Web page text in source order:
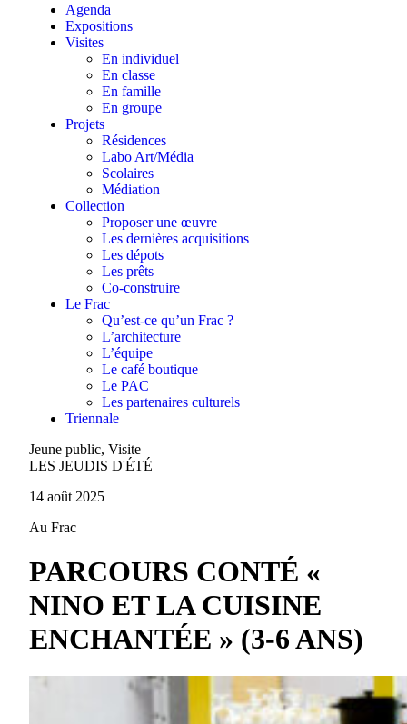
Agenda
Expositions
Visites
En individuel
En classe
En famille
En groupe
Projets
Résidences
Labo Art/Média
Scolaires
Médiation
Collection
Proposer une œuvre
Les dernières acquisitions
Les dépots
Les prêts
Co-construire
Le Frac
Qu’est-ce qu’un Frac ?
L’architecture
L’équipe
Le café boutique
Le PAC
Les partenaires culturels
Triennale
Jeune public, Visite
LES JEUDIS D'ÉTÉ
14 août 2025
Au Frac
PARCOURS CONTÉ «
NINO ET LA CUISINE
ENCHANTÉE » (3-6 ANS)